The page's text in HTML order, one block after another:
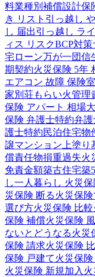
料業種別 補償設計保
き リスト 引っ越し
し 届出引っ越し ラ
ィス リスクBCP対策
宅ローン万が一団信
期契約火災保険 5年
エアコン 故障 保険
家別荘もらい火管理
保険 アパート 相場
保険 弁護士特約弁護
護士特約民泊住宅物
譲マンション 上塗り
償責任物損重過失火
免責金額築古住宅築
し一人暮らし 火災保
災保険 断る火災保
選び方火災保険 比較
保険 補償火災保険
ないとどうなる火災
保険 請求火災保険
保険 戸建て火災保
火災保険 新規加入